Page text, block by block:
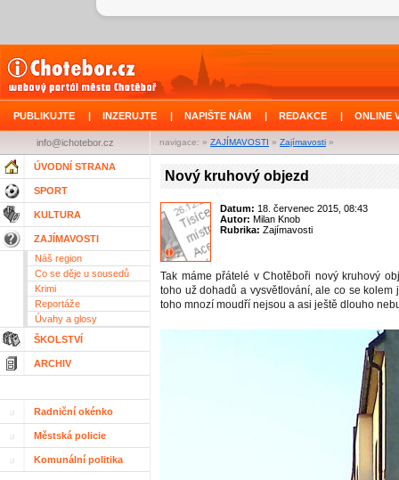
PUBLIKUJTE | INZERUJTE | NAPIŠTE NÁM | REDAKCE | ONLINE
navigace: » ZAJÍMAVOSTI » Zajímavosti »
info@ichotebor.cz
ÚVODNÍ STRANA
SPORT
KULTURA
ZAJÍMAVOSTI
Náš region
Co se děje u sousedů
Krimi
Reportáže
Úvahy a glosy
ŠKOLSTVÍ
ARCHIV
Radniční okénko
Městská policie
Komunální politika
Nový kruhový objezd
Datum: 18. červenec 2015, 08:43
Autor: Milan Knob
Rubrika: Zajímavosti
Tak máme přátelé v Chotěboři nový kruhový
toho už dohadů a vysvětlování, ale co se kolem
toho mnozí moudří nejsou a asi ještě dlouho